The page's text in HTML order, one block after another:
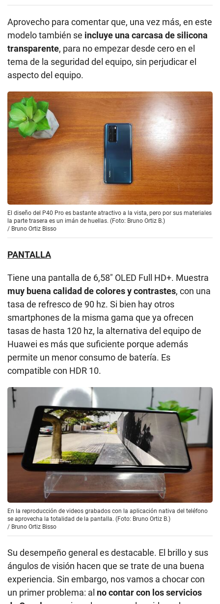
Aprovecho para comentar que, una vez más, en este
modelo también se incluye una carcasa de silicona
transparente, para no empezar desde cero en el
tema de la seguridad del equipo, sin perjudicar el
aspecto del equipo.
El diseño del P40 Pro es bastante atractivo a la vista, pero por sus materiales
la parte trasera es un imán de huellas. (Foto: Bruno Ortiz B.)
/ Bruno Ortiz Bisso
PANTALLA
Tiene una pantalla de 6,58″ OLED Full HD+. Muestra
muy buena calidad de colores y contrastes, con una
tasa de refresco de 90 hz. Si bien hay otros
smartphones de la misma gama que ya ofrecen
tasas de hasta 120 hz, la alternativa del equipo de
Huawei es más que suficiente porque además
permite un menor consumo de batería. Es
compatible con HDR 10.
En la reproducción de videos grabados con la aplicación nativa del teléfono
se aprovecha la totalidad de la pantalla. (Foto: Bruno Ortiz B.)
/ Bruno Ortiz Bisso
Su desempeño general es destacable. El brillo y sus
ángulos de visión hacen que se trate de una buena
experiencia. Sin embargo, nos vamos a chocar con
un primer problema: al no contar con los servicios